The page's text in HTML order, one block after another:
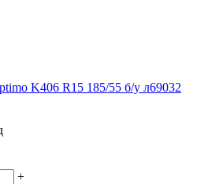
K406 R15 185/55 б/у л69032
+